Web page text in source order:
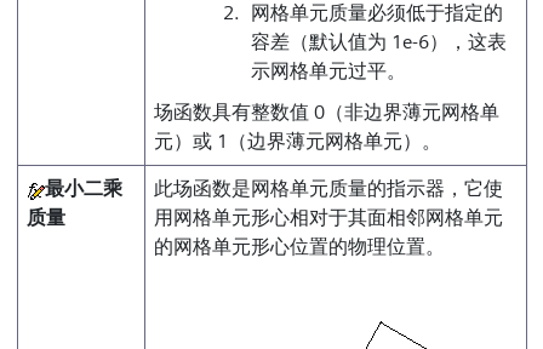
网格单元质量必须低于指定的
容差（默认值为 1e-6），这表
示网格单元过平。
场函数具有整数值 0（非边界薄元网格单
元）或 1（边界薄元网格单元）。
最小二乘
质量
此场函数是网格单元质量的指示器，它使
用网格单元形心相对于其面相邻网格单元
的网格单元形心位置的物理位置。